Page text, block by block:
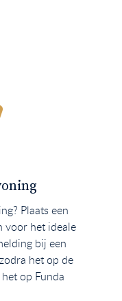
Plaats een
voor het ideale
bij een
het op de
op Funda